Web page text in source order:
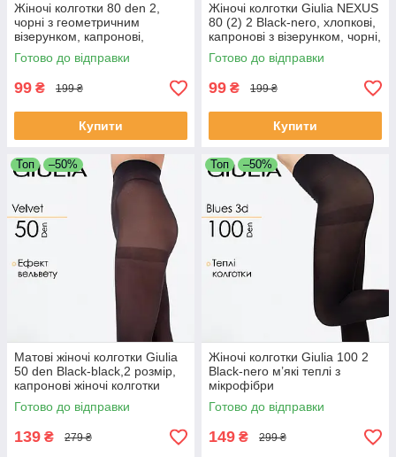
Жіночі колготки 80 den 2,
чорні з геометричним
візерунком, капронові,
стильні колготи
Готово до відправки
99 ₴ 199 ₴
Купити
Жіночі колготки Giulia NEXUS
80 (2) 2 Black-nero, хлопкові,
капронові з візерунком, чорні,
80 DEN
Готово до відправки
99 ₴ 199 ₴
Купити
Топ –50%
Матові жіночі колготки Giulia
50 den Black-black,2 розмір,
капронові жіночі колготки
Готово до відправки
139 ₴ 279 ₴
Топ –50%
Жіночі колготки Giulia 100 2
Black-nero м’які теплі з
мікрофібри
Готово до відправки
149 ₴ 299 ₴